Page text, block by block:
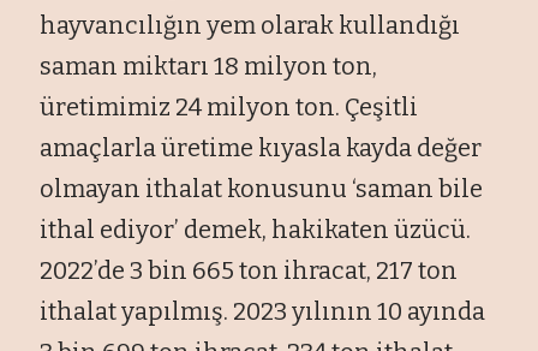
hayvancılığın yem olarak kullandığı
saman miktarı 18 milyon ton,
üretimimiz 24 milyon ton. Çeşitli
amaçlarla üretime kıyasla kayda değer
olmayan ithalat konusunu ‘saman bile
ithal ediyor’ demek, hakikaten üzücü.
2022’de 3 bin 665 ton ihracat, 217 ton
ithalat yapılmış. 2023 yılının 10 ayında